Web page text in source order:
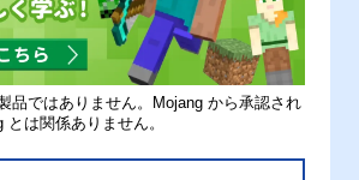
品ではありません。Mojang から承認され
は関係ありません。